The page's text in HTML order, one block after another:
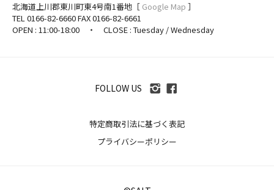
北海道上川郡東川町東4号南1番地［ Google Map ］
TEL 0166-82-6660 FAX 0166-82-6661
OPEN : 11:00-18:00 ・ CLOSE : Tuesday / Wednesday
FOLLOW US
特定商取引法に基づく表記
プライバシーポリシー